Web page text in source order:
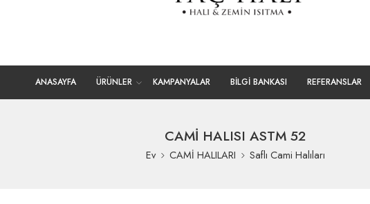
ANASAYFA ÜRÜNLER KAMPANYALAR BİLGİ BANKASI REFERANSLAR
CAMİ HALISI ASTM 52
Ev CAMİ HALILARI Saflı Cami Halıları